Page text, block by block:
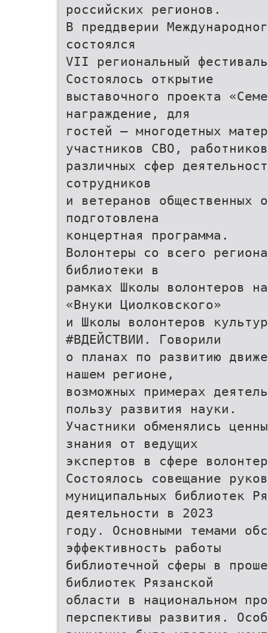
российских регионов.
В преддверии
состоялся
VII региональный
Состоялось открытие
выставочного проекта
награждение, для
гостей – многодетных
участников СВО, работников
различных сфер
сотрудников
и ветеранов общественных
подготовлена
концертная программа.
Волонтеры со всего
библиотеки в
рамках Школы волонтеров
«Внуки Циолковского»
и Школы волонтеров
#ВДЕЙСТВИИ. Говорили
о планах по развитию
нашем регионе,
возможных примерах
пользу развития науки.
Участники обменялись
знания от ведущих
экспертов в сфере
Состоялось совещание
муниципальных библиотек
деятельности в 2023
году. Основными темами
эффективность работы
библиотечной сферы в
библиотек Рязанской
области в национальном
перспективы развития.